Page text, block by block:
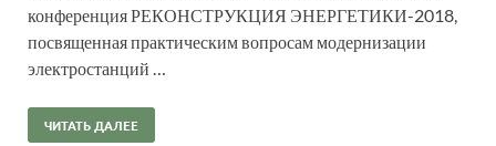
конференция РЕКОНСТРУКЦИЯ ЭНЕРГЕТИКИ-2018,
посвященная практическим вопросам модернизации
электростанций …
ЧИТАТЬ ДАЛЕЕ